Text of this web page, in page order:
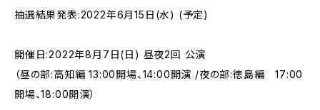
抽選結果発表:2022年6月15日(水) (予定)
開催日:2022年8月7日(日) 昼夜2回 公演
（昼の部:高知編 13:00開場、14:00開演 /夜の部:徳島編 17:00
開場、18:00開演）